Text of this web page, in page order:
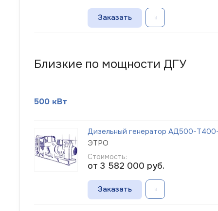
Заказать
Близкие по мощности ДГУ
500 кВт
Дизельный генератор АД500-Т400-
ЭТРО
Стоимость:
от 3 582 000 руб.
Заказать